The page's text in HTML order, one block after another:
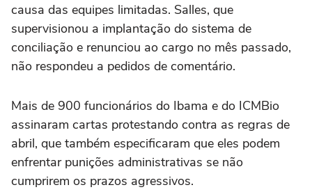
causa das equipes limitadas. Salles, que
supervisionou a implantação do sistema de
conciliação e renunciou ao cargo no mês passado,
não respondeu a pedidos de comentário.
Mais de 900 funcionários do Ibama e do ICMBio
assinaram cartas protestando contra as regras de
abril, que também especificaram que eles podem
enfrentar punições administrativas se não
cumprirem os prazos agressivos.